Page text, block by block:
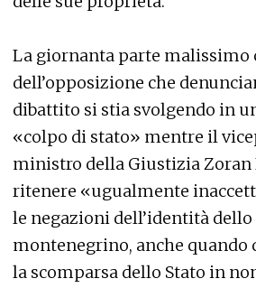
La giornanta parte malissimo
dell’opposizione che
dibattito si stia svolgendo in
«colpo di stato» mentre il
ministro della Giustizia Zoran
ritenere «ugualmente
le negazioni dell’identità dello
montenegrino, anche quando
la scomparsa dello Stato in